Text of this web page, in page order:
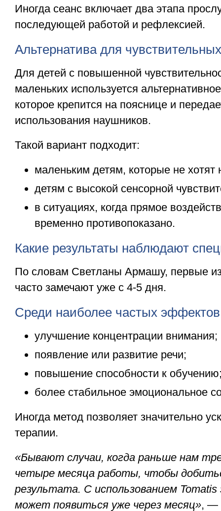
Иногда сеанс включает два этапа
последующей работой и рефлексией.
Альтернатива для
Для детей с повышенной
маленьких используется
которое крепится на пояснице и
использования наушников.
Такой вариант подходит:
маленьким детям, которые не хотят
детям с высокой сенсорной
в ситуациях, когда прямое
временно противопоказано.
Какие результаты наблюдают
По словам Светланы Армашу, первые
часто замечают уже с 4-5 дня.
Среди наиболее частых
улучшение концентрации внимания;
появление или развитие речи;
повышение способности к
более стабильное эмоциональное
Иногда метод позволяет значительно
терапии.
«Бывают случаи, когда раньше нам
четыре месяца работы, чтобы
результата. С использованием
может появиться уже через месяц», —